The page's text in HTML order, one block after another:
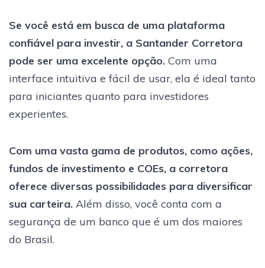
Se você está em busca de uma plataforma
confiável para investir, a Santander Corretora
pode ser uma excelente opção. Com uma
interface intuitiva e fácil de usar, ela é ideal tanto
para iniciantes quanto para investidores
experientes.
Com uma vasta gama de produtos, como ações,
fundos de investimento e COEs, a corretora
oferece diversas possibilidades para diversificar
sua carteira. Além disso, você conta com a
segurança de um banco que é um dos maiores
do Brasil.